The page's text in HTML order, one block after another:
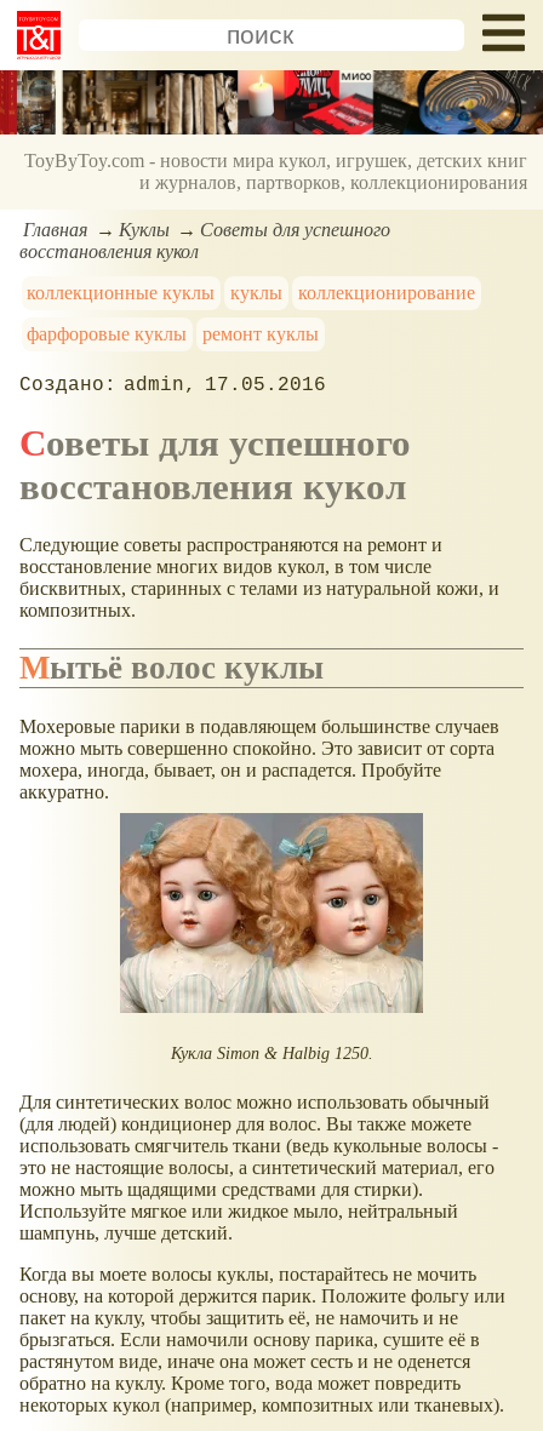
ToyByToy.com - новости мира кукол, игрушек, детских книг
и журналов, партворков, коллекционирования
Главная Куклы
Советы для успешного
восстановления кукол
коллекционные куклы
куклы
коллекционирование
фарфоровые куклы
ремонт куклы
admin 17.05.2016
Советы для успешного
восстановления кукол
Следующие советы распространяются на ремонт и
восстановление многих видов кукол, в том числе
бисквитных, старинных с телами из натуральной кожи, и
композитных.
Мытьё волос куклы
Мохеровые парики в подавляющем большинстве случаев
можно мыть совершенно спокойно. Это зависит от сорта
мохера, иногда, бывает, он и распадется. Пробуйте
аккуратно.
Кукла Simon & Halbig 1250.
Для синтетических волос можно использовать обычный
(для людей) кондиционер для волос. Вы также можете
использовать смягчитель ткани (ведь кукольные волосы -
это не настоящие волосы, а синтетический материал, его
можно мыть щадящими средствами для стирки).
Используйте мягкое или жидкое мыло, нейтральный
шампунь, лучше детский.
Когда вы моете волосы куклы, постарайтесь не мочить
основу, на которой держится парик. Положите фольгу или
пакет на куклу, чтобы защитить её, не намочить и не
брызгаться. Если намочили основу парика, сушите её в
растянутом виде, иначе она может сесть и не оденется
обратно на куклу. Кроме того, вода может повредить
некоторых кукол (например, композитных или тканевых).